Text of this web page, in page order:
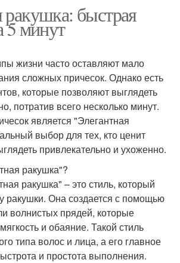
ракушка: быстрая
5 минут
жизни часто оставляют мало
сложных причесок. Однако есть
которые позволяют выглядеть
потратив всего несколько минут.
является "Элегантная
выбор для тех, кто ценит
привлекательно и ухоженно.
ракушка"?
ракушка" – это стиль, который
ракушки. Она создается с помощью
волнистых прядей, которые
и обаяние. Такой стиль
типа волос и лица, а его главное
и простота выполнения.